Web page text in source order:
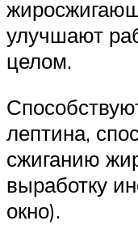
улучшают
целом.
лептина,
сжиганию
выработку
окно).